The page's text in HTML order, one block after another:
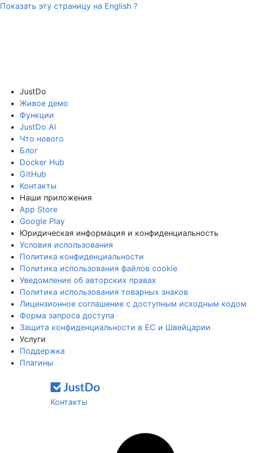
Показать эту страницу на English ?
JustDo
Живое демо
Функции
JustDo AI
Что нового
Блог
Docker Hub
GitHub
Контакты
Наши приложения
App Store
Google Play
Юридическая информация и конфиденциальность
Условия использования
Политика конфиденциальности
Политика использования файлов cookie
Уведомление об авторских правах
Политика использования товарных знаков
Лицензионное соглашение с доступным исходным кодом
Форма запроса доступа
Защита конфиденциальности в ЕС и Швейцарии
Услуги
Поддержка
Плагины
Контакты